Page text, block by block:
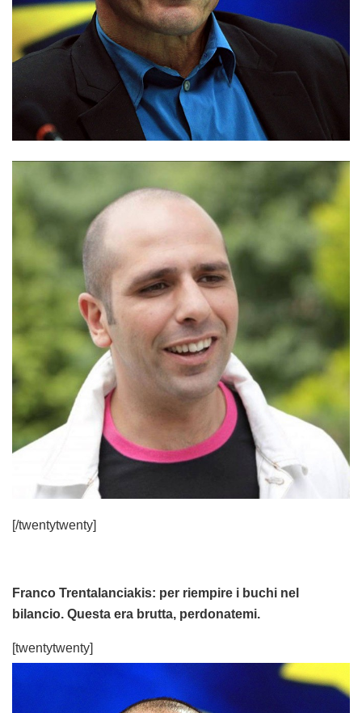
[/twentytwenty]
Franco Trentalanciakis: per riempire i buchi nel
bilancio. Questa era brutta, perdonatemi.
[twentytwenty]